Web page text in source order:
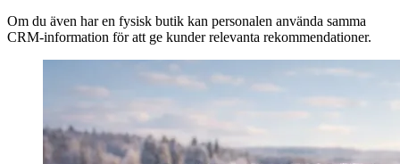
Om du även har en fysisk butik kan personalen använda samma
CRM-information för att ge kunder relevanta rekommendationer.